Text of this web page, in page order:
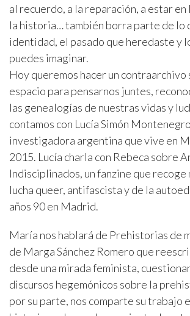
al recuerdo, a la reparación, a estar en
la historia… también borra parte de lo
identidad, el pasado que heredaste y
puedes imaginar.
Hoy queremos hacer un contraarchivo
espacio para pensarnos juntes,
las genealogías de nuestras vidas y
contamos con Lucía Simón
investigadora argentina que vive en
2015. Lucía ​charla con Rebeca sobre
Indisciplinados, un fanzine que recoge
lucha queer, antifascista y de la
años 90​ en Madrid.
María​ nos hablará de Prehistorias de
de Marga Sánchez Romero que
desde una mirada feminista,
discursos hegemónicos sobre la
por su parte, nos comparte su trabajo